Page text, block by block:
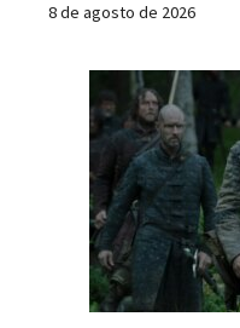
8 de agosto de 2026